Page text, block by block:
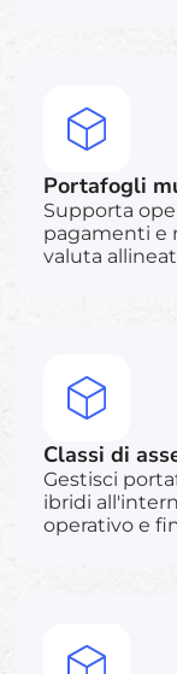
Portafogli
Supporta
pagamenti e
valuta
Classi di
Gestisci
ibridi
operativo e